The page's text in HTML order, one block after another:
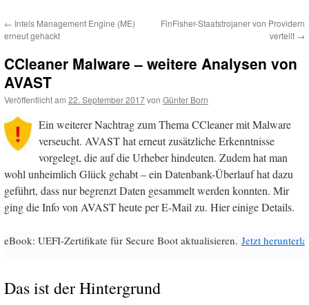
← Intels Management Engine (ME)
erneut gehackt
FinFisher-Staatstrojaner von Providern
verteilt →
CCleaner Malware – weitere Analysen von
AVAST
Veröffentlicht am 22. September 2017von Günter Born
Ein weiterer Nachtrag zum Thema CCleaner mit Malware
verseucht. AVAST hat erneut zusätzliche Erkenntnisse
vorgelegt, die auf die Urheber hindeuten. Zudem hat man
wohl unheimlich Glück gehabt – ein Datenbank-Überlauf hat dazu
geführt, dass nur begrenzt Daten gesammelt werden konnten. Mir
ging die Info von AVAST heute per E-Mail zu. Hier einige Details.
eBook: UEFI-Zertifikate für Secure Boot aktualisieren. Jetzt
Das ist der Hintergrund